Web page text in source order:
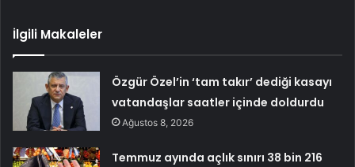
İlgili Makaleler
Özgür Özel’in ‘tam takır’ dediği kasayı
vatandaşlar saatler içinde doldurdu
Ağustos 8, 2026
Temmuz ayında açlık sınırı 38 bin 216